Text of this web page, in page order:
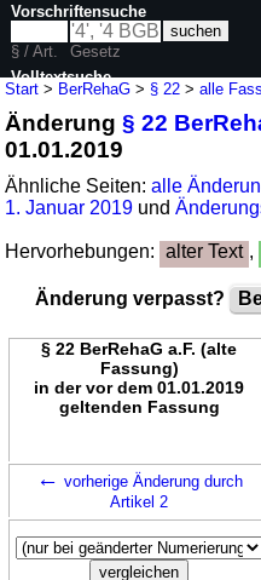
Start > BerRehaG > § 22 >alle
Änderung§ 22
01.01.2019
Ähnliche Seiten:alle
1. Januar 2019 und
Hervorhebungen: alter Text ,
Änderung verpasst?
§ 22 BerRehaG a.F. (alte
Fassung)
in der vor dem 01.01.2019
geltenden Fassung
← vorherige Änderung durch
Artikel 2
Vorschriftensuche
§ / Art.
Gesetz
Volltextsuche
nur in BerRehaG